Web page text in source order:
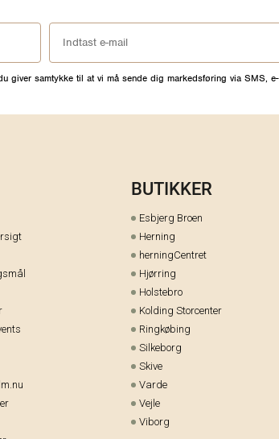
giver samtykke til at vi må sende dig markedsføring via SMS,
BUTIKKER
Esbjerg Broen
Herning
herningCentret
Hjørring
Holstebro
Kolding Storcenter
Ringkøbing
Silkeborg
Skive
Varde
Vejle
Viborg